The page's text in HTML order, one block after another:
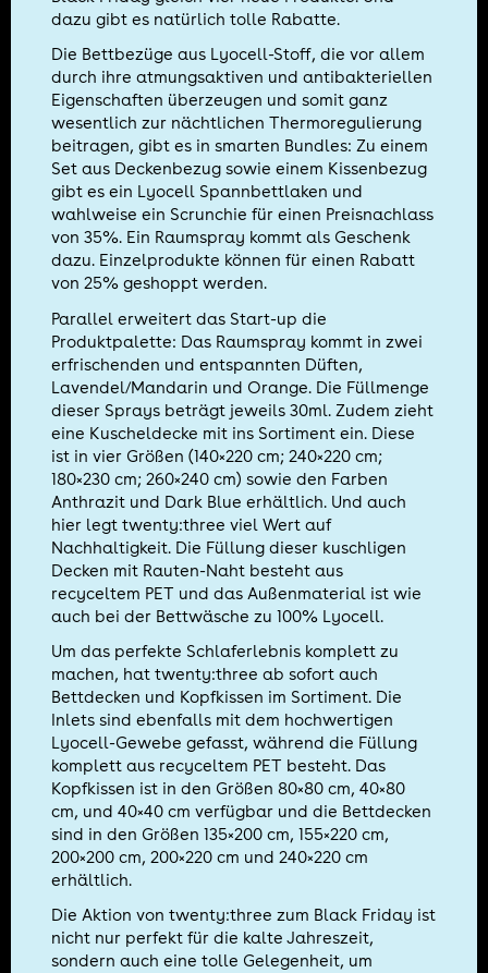
dazu gibt es natürlich tolle Rabatte.
Die Bettbezüge aus Lyocell-Stoff, die vor allem
durch ihre atmungsaktiven und antibakteriellen
Eigenschaften überzeugen und somit ganz
wesentlich zur nächtlichen Thermoregulierung
beitragen, gibt es in smarten Bundles: Zu einem
Set aus Deckenbezug sowie einem Kissenbezug
gibt es ein Lyocell Spannbettlaken und
wahlweise ein Scrunchie für einen Preisnachlass
von 35%. Ein Raumspray kommt als Geschenk
dazu. Einzelprodukte können für einen Rabatt
von 25% geshoppt werden.
Parallel erweitert das Start-up die
Produktpalette: Das Raumspray kommt in zwei
erfrischenden und entspannten Düften,
Lavendel/Mandarin und Orange. Die Füllmenge
dieser Sprays beträgt jeweils 30ml. Zudem zieht
eine Kuscheldecke mit ins Sortiment ein. Diese
ist in vier Größen (140×220 cm; 240×220 cm;
180×230 cm; 260×240 cm) sowie den Farben
Anthrazit und Dark Blue erhältlich. Und auch
hier legt twenty:three viel Wert auf
Nachhaltigkeit. Die Füllung dieser kuschligen
Decken mit Rauten-Naht besteht aus
recyceltem PET und das Außenmaterial ist wie
auch bei der Bettwäsche zu 100% Lyocell.
Um das perfekte Schlaferlebnis komplett zu
machen, hat twenty:three ab sofort auch
Bettdecken und Kopfkissen im Sortiment. Die
Inlets sind ebenfalls mit dem hochwertigen
Lyocell-Gewebe gefasst, während die Füllung
komplett aus recyceltem PET besteht. Das
Kopfkissen ist in den Größen 80×80 cm, 40×80
cm, und 40×40 cm verfügbar und die Bettdecken
sind in den Größen 135×200 cm, 155×220 cm,
200×200 cm, 200×220 cm und 240×220 cm
erhältlich.
Die Aktion von twenty:three zum Black Friday ist
nicht nur perfekt für die kalte Jahreszeit,
sondern auch eine tolle Gelegenheit, um